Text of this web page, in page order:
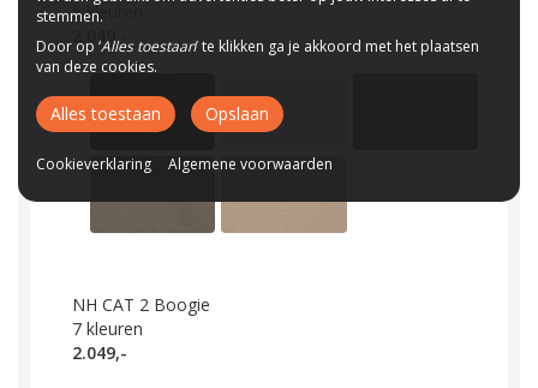
5 kleuren
2.049,-
NH CAT 2 Boogie
7 kleuren
2.049,-
stemmen.
Door op ‘Alles toestaan’ te klikken ga je akkoord met het plaatsen
van deze cookies.
Alles toestaan Opslaan
Cookieverklaring Algemene voorwaarden